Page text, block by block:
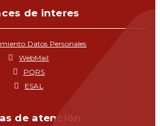
de interes
Datos Personales
WebMail
PQRS
ESAL
de atención